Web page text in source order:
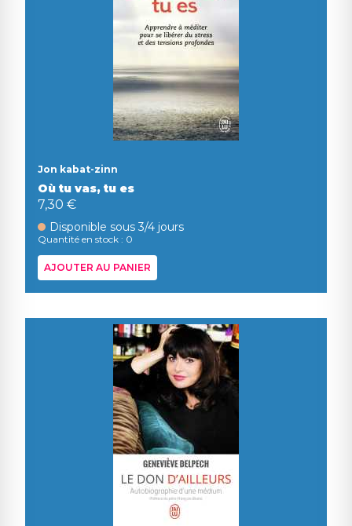
Jon kabat-zinn
Où tu vas, tu es
7,30 €
Disponible sous 3/4 jours
Quantité en stock : 0
AJOUTER AU PANIER